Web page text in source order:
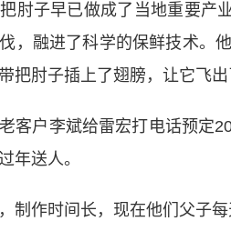
子早已做成了当地重要产业
，融进了科学的保鲜技术。
把肘子插上了翅膀，让它飞出
户李斌给雷宏打电话预定20
年送人。
作时间长，现在他们父子每